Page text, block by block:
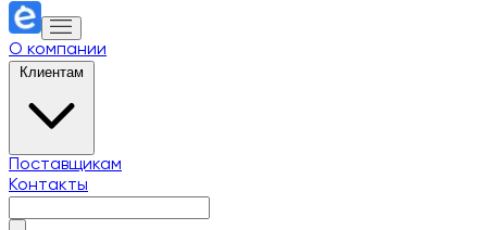
О компании
Клиентам
Поставщикам
Контакты